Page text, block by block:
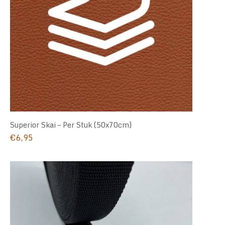
Superior Skai – Per Stuk (50x70cm)
€6,95